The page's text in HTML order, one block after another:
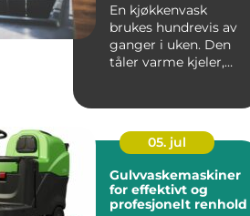
En kjøkkenvask
brukes hundrevis av
ganger i uken. Den
tåler varme kjeler,
05. jul
Gulvvaskemaskiner
for effektivt og
profesjonelt renhold